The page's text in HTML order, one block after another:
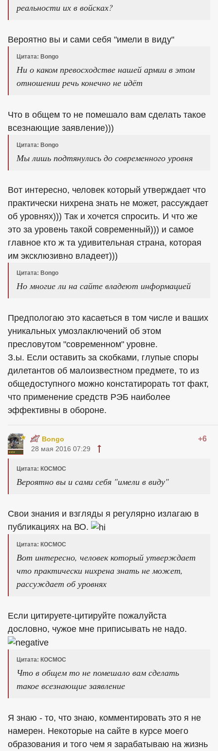
реальности их в войсках?
Вероятно вы и сами себя "имели в виду"
Цитата: Bongo
Ни о каком превосходстве нашей армии в этом
отношении речь конечно не идёт
Что в общем то не помешало вам сделать такое
всезнающие заявление)))
Цитата: Bongo
Мы лишь подтянулись до современного уровня
Вот интересно, человек который утверждает что
практически нихрена знать не может, рассуждает
об уровнях))) Так и хочется спросить. И что же
это за уровень такой современный))) и самое
главное кто ж та удивительная страна, которая
им эксклюзивно владеет)))
Цитата: Bongo
Но многие ли на сайте владеют информацией
Предпологаю это касаеться в том числе и ваших
уникальных умозлаключений об этом
пресловутом "современном" уровне.
З.ы. Если оставить за скобками, глупые споры
дилетантов об малоизвестном предмете, то из
общедоступного можно констатирорать тот факт,
что применение средств РЭБ наиболее
эффективны в обороне.
Bongo +6
28 мая 2016 07:29
Цитата: КОСМОС
Вероятно вы и сами себя "имели в виду"
Свои знания и взгляды я регулярно излагаю в
публикациях на ВО.
Цитата: КОСМОС
Вот интересно, человек который утверждает
что практически нихрена знать не может,
рассуждает об уровнях
Если цитируете-цитируйте пожалуйста
дословно, чужое мне приписывать не надо.
Цитата: КОСМОС
Что в общем то не помешало вам сделать
такое всезнающие заявление
Я знаю - то, что знаю, комментировать это я не
намерен. Некоторые на сайте в курсе моего
образования и того чем я зарабатываю на жизнь